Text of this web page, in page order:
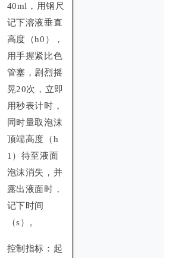
40ml，用钢尺
记下溶液垂直
高度（h0），
用手握紧比色
管塞，剧烈摇
晃20次，立即
用秒表计时，
同时量取泡沫
顶端高度（h
1）待至液面
泡沫消失，并
露出液面时，
记下时间
（s）。
控制指标：起